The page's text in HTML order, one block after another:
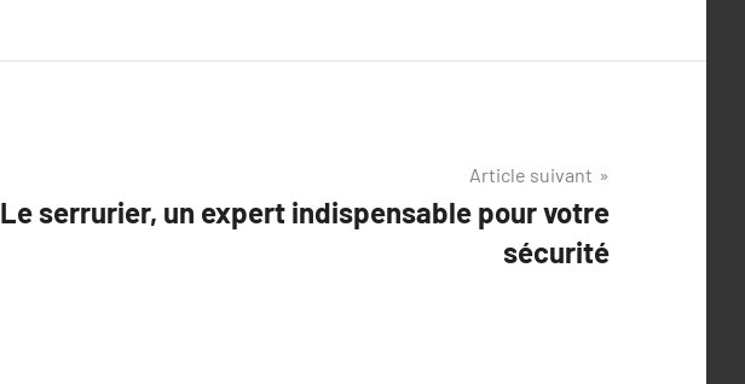
Article suivant
Le serrurier, un expert indispensable pour votre
sécurité